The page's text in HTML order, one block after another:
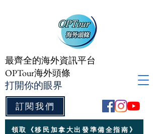
訂閱我們
最齊全的海外資訊平台
OPTour海外頭條
打開你的眼界
領取《移民加拿大出發準備全指南》